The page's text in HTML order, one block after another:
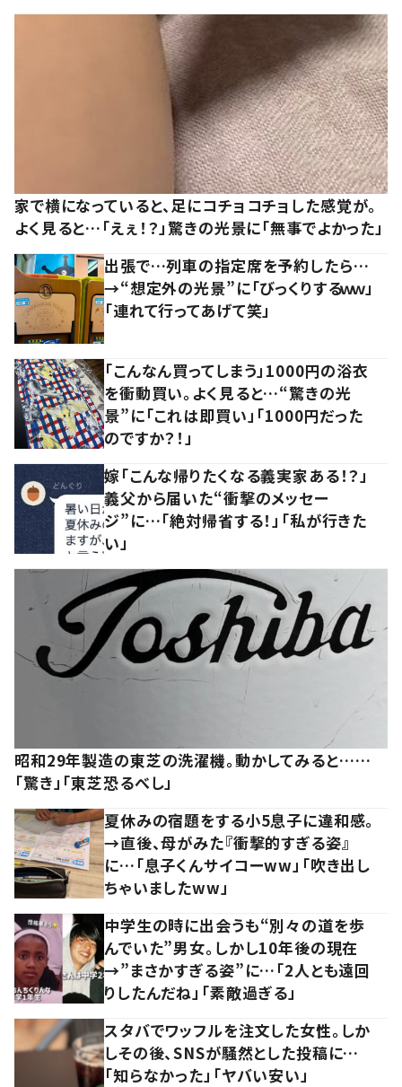
家で横になっていると、足にコチョコチョした感覚が。
よく見ると…「えぇ！？」驚きの光景に「無事でよかった」
出張で…列車の指定席を予約したら…
→“想定外の光景”に「びっくりするｗｗ」
「連れて行ってあげて笑」
「こんなん買ってしまう」1000円の浴衣
を衝動買い。よく見ると…“驚きの光
景”に「これは即買い」「1000円だった
のですか？！」
嫁「こんな帰りたくなる義実家ある！？」
義父から届いた“衝撃のメッセー
ジ”に…「絶対帰省する！」「私が行きた
い」
昭和29年製造の東芝の洗濯機。動かしてみると……
「驚き」「東芝恐るべし」
夏休みの宿題をする小5息子に違和感。
→直後、母がみた『衝撃的すぎる姿』
に…「息子くんサイコーww」「吹き出し
ちゃいましたww」
中学生の時に出会うも“別々の道を歩
んでいた”男女。しかし10年後の現在
→”まさかすぎる姿”に…「2人とも遠回
りしたんだね」「素敵過ぎる」
スタバでワッフルを注文した女性。しか
しその後、SNSが騒然とした投稿に…
「知らなかった」「ヤバい安い」